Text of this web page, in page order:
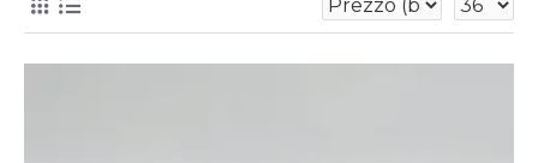
accessori vari di ceramica sono pronti a impreziosire i